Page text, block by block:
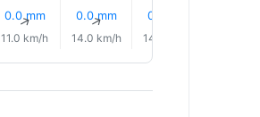
0.0 mm
↑
11.0 km/h
0.0 mm
↑
14.0 km/h
0.0 mm
14.0 km/h